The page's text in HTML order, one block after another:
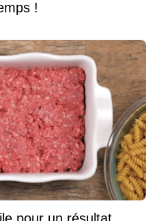
!
pour un résultat